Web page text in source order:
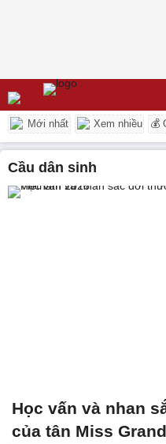
Mới nhất Xem nhiều 💰
cầu dân sinh
Học vấn và nhan
của tân Miss